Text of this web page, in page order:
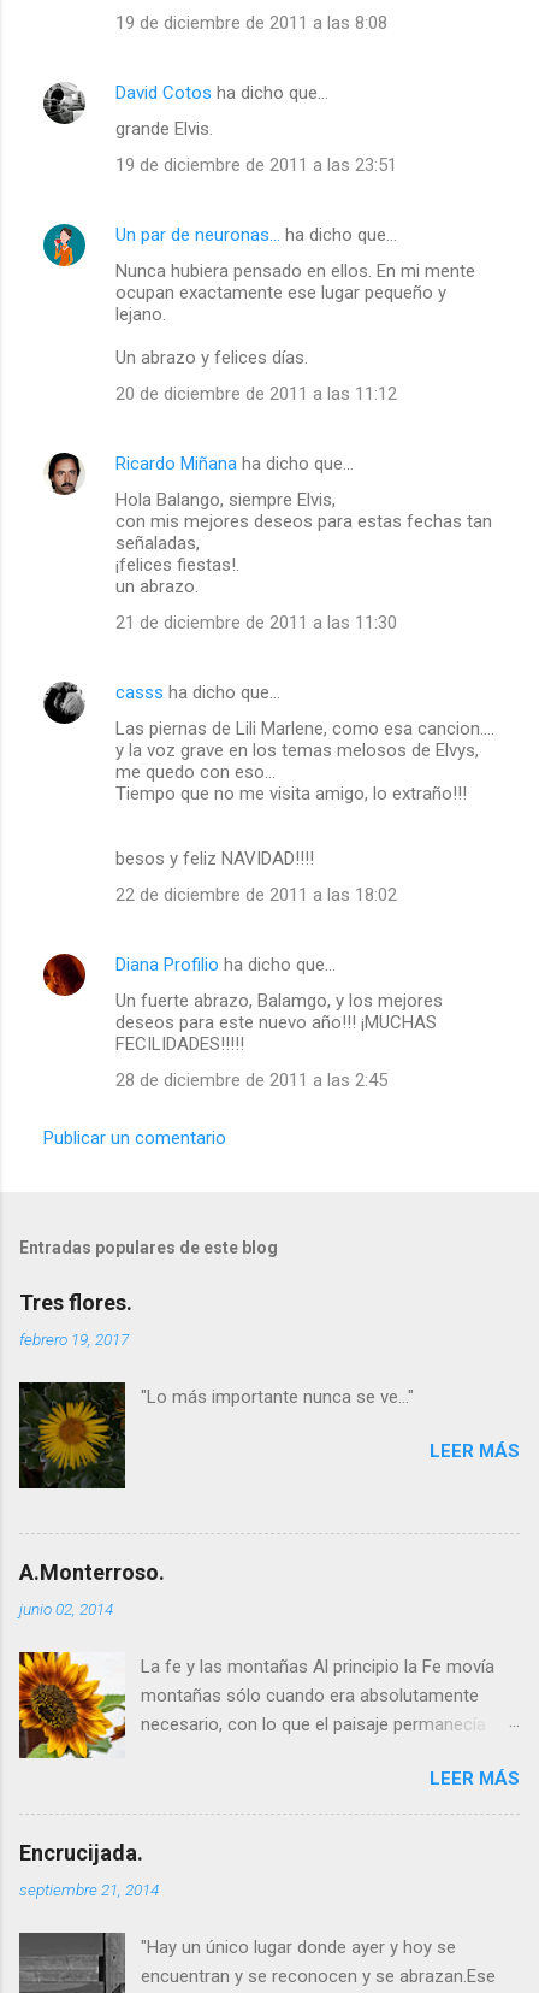
19 de diciembre de 2011 a las 8:08
David Cotos ha dicho que…
grande Elvis.
19 de diciembre de 2011 a las 23:51
Un par de neuronas...
ha dicho que…
Nunca hubiera pensado en ellos. En mi mente
ocupan exactamente ese lugar pequeño y
lejano.
Un abrazo y felices días.
20 de diciembre de 2011 a las 11:12
Ricardo Miñana ha dicho que…
Hola Balango, siempre Elvis,
con mis mejores deseos para estas fechas tan
señaladas,
¡felices fiestas!.
un abrazo.
21 de diciembre de 2011 a las 11:30
casss ha dicho que…
Las piernas de Lili Marlene, como esa cancion....
y la voz grave en los temas melosos de Elvys,
me quedo con eso...
Tiempo que no me visita amigo, lo extraño!!!
besos y feliz NAVIDAD!!!!
22 de diciembre de 2011 a las 18:02
Diana Profilio ha dicho que…
Un fuerte abrazo, Balamgo, y los mejores
deseos para este nuevo año!!! ¡MUCHAS
FECILIDADES!!!!!
28 de diciembre de 2011 a las 2:45
Publicar un comentario
Entradas populares de este blog
Tres flores.
febrero 19, 2017
"Lo más importante nunca se ve..."
LEER MÁS
A.Monterroso.
junio 02, 2014
La fe y las montañas Al principio la Fe movía
montañas sólo cuando era absolutamente
necesario, con lo que el paisaje permanecía
la Fe comenzó a propagarse y a la gente le
pareció divertida la idea de mover montañas,
que uno las había dejado la noche anterior;
que las que resolvía. La buena gente prefirió
entonces abandonar la Fe y ahora las
LEER MÁS
Encrucijada.
septiembre 21, 2014
"Hay un único lugar donde ayer y hoy se
encuentran y se reconocen y se abrazan.Ese